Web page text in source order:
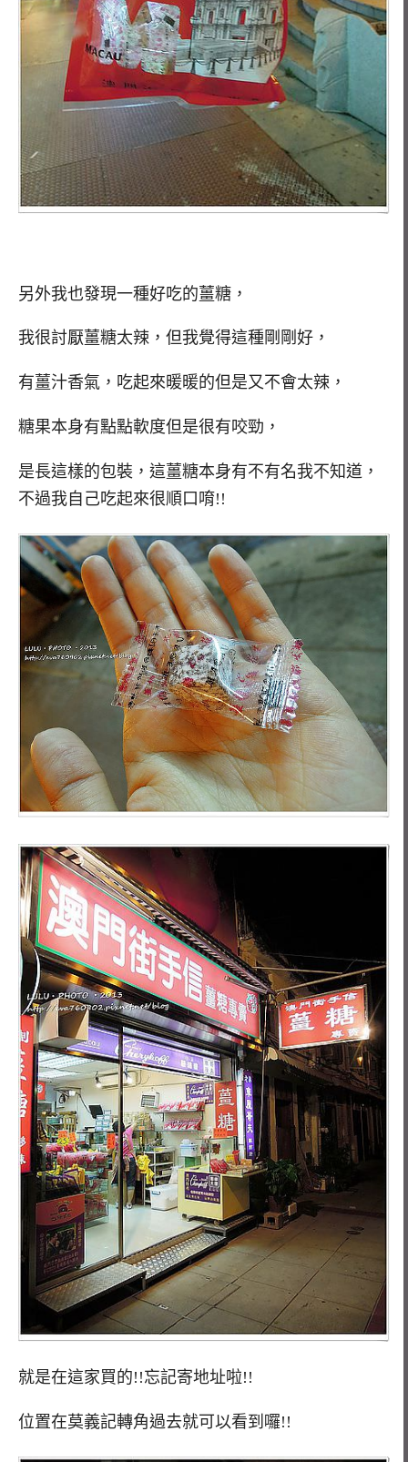
另外我也發現一種好吃的薑糖，
我很討厭薑糖太辣，但我覺得這種剛剛好，
有薑汁香氣，吃起來暖暖的但是又不會太辣，
糖果本身有點點軟度但是很有咬勁，
是長這樣的包裝，這薑糖本身有不有名我不知道，
不過我自己吃起來很順口唷!!
就是在這家買的!!忘記寄地址啦!!
位置在莫義記轉角過去就可以看到囉!!